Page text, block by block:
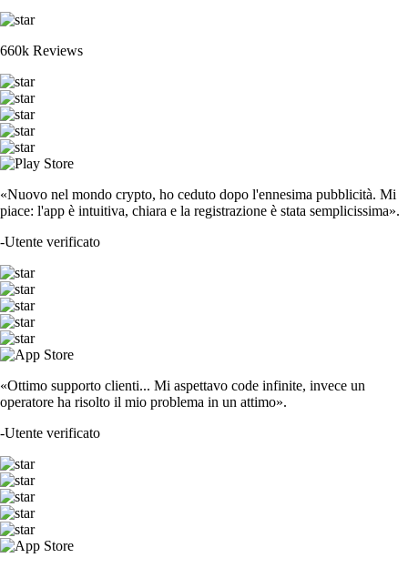
660k Reviews
«Nuovo nel mondo crypto, ho ceduto dopo l'ennesima pubblicità. Mi
piace: l'app è intuitiva, chiara e la registrazione è stata semplicissima».
-Utente verificato
«Ottimo supporto clienti... Mi aspettavo code infinite, invece un
operatore ha risolto il mio problema in un attimo».
-Utente verificato